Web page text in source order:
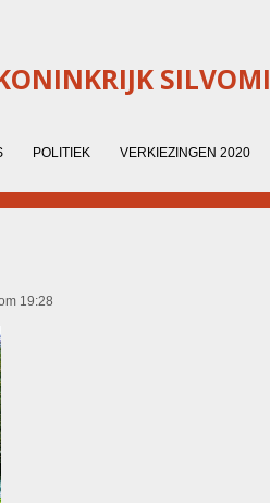
SILVOMI
POLITIEK VERKIEZINGEN 2020
19:28